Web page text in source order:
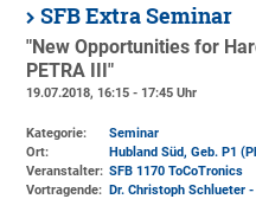
SFB Extra Seminar
"New Opportunities for
PETRA III"
19.07.2018, 16:15 - 17:45 Uhr
Kategorie:
Seminar
Ort:
Hubland Süd, Geb. P1
Veranstalter: SFB 1170 ToCoTronics
Vortragende: Dr. Christoph Schlueter -